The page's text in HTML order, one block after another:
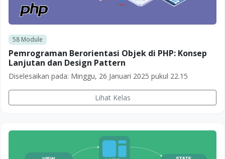
58Module
Pemrograman Berorientasi Objek di PHP: Konsep
Lanjutan dan Design Pattern
Diselesaikan pada: Minggu, 26 Januari 2025 pukul 22.15
Lihat Kelas